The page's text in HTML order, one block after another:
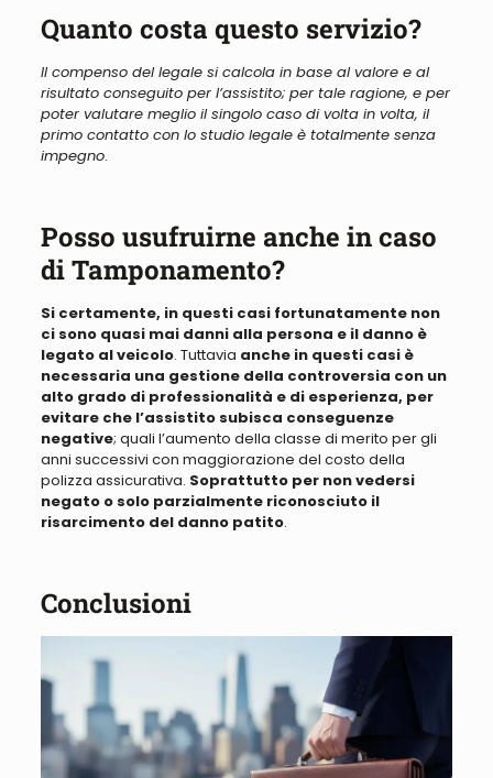
Quanto costa questo servizio?
Il compenso del legale si calcola in base al valore e al
risultato conseguito per l’assistito; per tale ragione, e per
poter valutare meglio il singolo caso di volta in volta, il
primo contatto con lo studio legale è totalmente senza
impegno.
Posso usufruirne anche in caso
di Tamponamento?
Si certamente, in questi casi fortunatamente non
ci sono quasi mai danni alla persona e il danno è
legato al veicolo. Tuttavia anche in questi casi è
necessaria una gestione della controversia con un
alto grado di professionalità e di esperienza, per
evitare che l’assistito subisca conseguenze
negative; quali l’aumento della classe di merito per gli
anni successivi con maggiorazione del costo della
polizza assicurativa. Soprattutto per non vedersi
negato o solo parzialmente riconosciuto il
risarcimento del danno patito.
Conclusioni